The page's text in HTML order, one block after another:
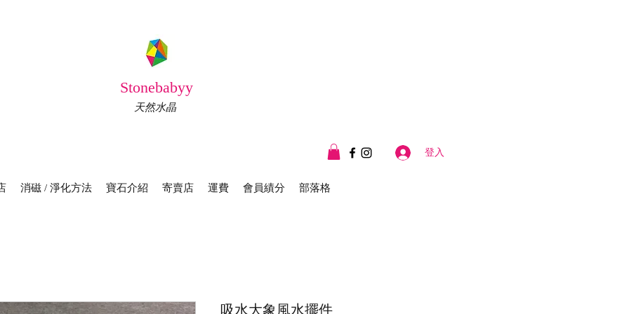
Stonebabyy
天然水晶
消磁 / 淨化方法 寶石介紹 寄賣店 運費 會員績分 部落格
登入
吸水大象風水擺件